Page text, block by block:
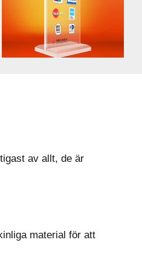
av allt, de är
material för att